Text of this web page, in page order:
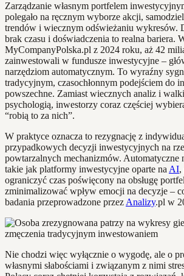
Zarządzanie własnym portfelem
polegało na ręcznym wyborze akcji,
trendów i wiecznym odświeżaniu wykresów.
brak czasu i doświadczenia to realna bariera.
MyCompanyPolska.pl z 2024 roku, aż 42
zainwestowali w fundusze inwestycyjne –
narzędziom automatycznym. To wyraźny
tradycyjnym, czasochłonnym podejściem do
powszechne. Zamiast wiecznych analiz i walki
psychologią, inwestorzy coraz częściej
“robią to za nich”.
W praktyce oznacza to rezygnację z
przypadkowych decyzji inwestycyjnych na
powtarzalnych mechanizmów. Automatyczne
takie jak platformy inwestycyjne oparte na AI,
ograniczyć czas poświęcony na obsługę
zminimalizować wpływ emocji na decyzje –
badania przeprowadzone przez Analizy.pl w
Nie chodzi więc wyłącznie o wygodę, ale o
własnymi słabościami i związanym z nimi